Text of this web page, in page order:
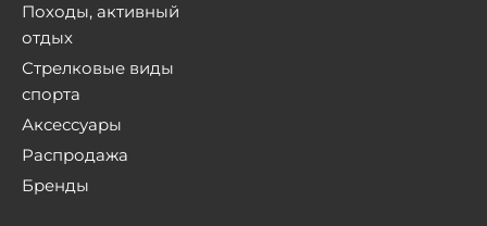
Походы, активный
отдых
Стрелковые виды
спорта
Аксессуары
Распродажа
Бренды